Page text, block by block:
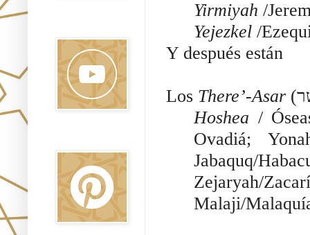
Yirmiyah /
Yejezkel /
Y después están
Los There’-Asar
Hoshea /
Ovadiá;
Jabaquq/